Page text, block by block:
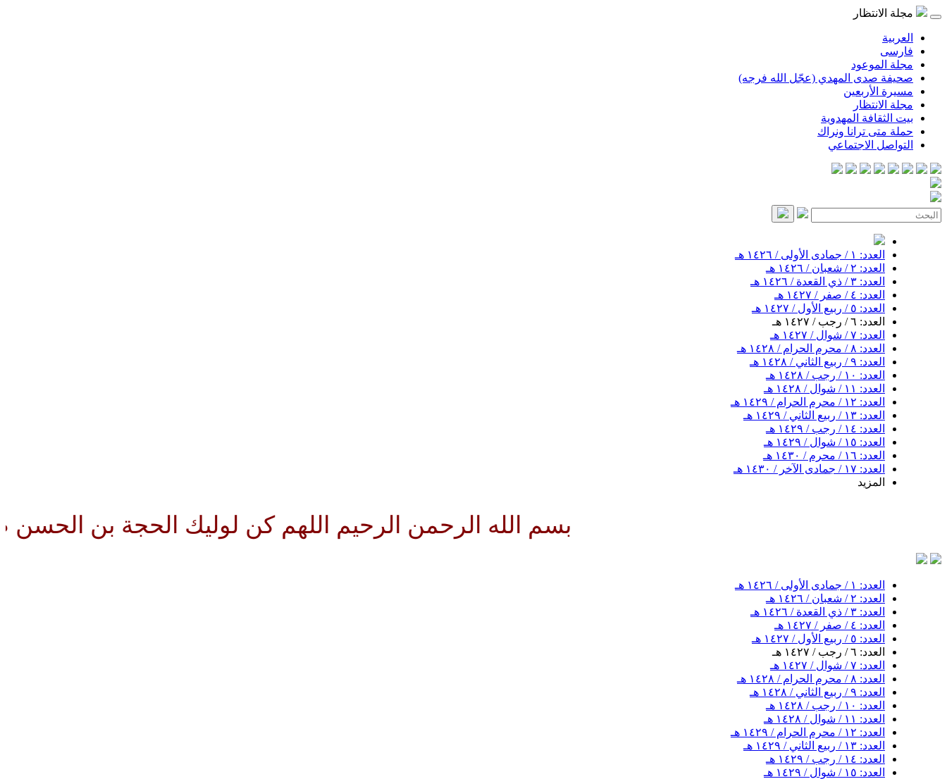
مجلة الانتظار
العربية
فارسی
مجلة الموعود
صحيفة صدى المهدي (عجّل الله فرجه)
مسيرة الأربعين
مجلة الانتظار
بيت الثقافة المهدوية
حملة متى ترانا ونراك
التواصل الاجتماعي
العدد: ١ / جمادى الأولى / ١٤٢٦ هـ
العدد: ٢ / شعبان / ١٤٢٦ هـ
العدد: ٣ / ذي القعدة / ١٤٢٦ هـ
العدد: ٤ / صفر / ١٤٢٧ هـ
العدد: ٥ / ربيع الأول / ١٤٢٧ هـ
العدد: ٦ / رجب / ١٤٢٧ هـ
العدد: ٧ / شوال / ١٤٢٧ هـ
العدد: ٨ / محرم الحرام / ١٤٢٨ هـ
العدد: ٩ / ربيع الثاني / ١٤٢٨ هـ
العدد: ١٠ / رجب / ١٤٢٨ هـ
العدد: ١١ / شوال / ١٤٢٨ هـ
العدد: ١٢ / محرم الحرام / ١٤٢٩ هـ
العدد: ١٣ / ربيع الثاني / ١٤٢٩ هـ
العدد: ١٤ / رجب / ١٤٢٩ هـ
العدد: ١٥ / شوال / ١٤٢٩ هـ
العدد: ١٦ / محرم / ١٤٣٠ هـ
العدد: ١٧ / جمادى الآخر / ١٤٣٠ هـ
المزيد
بسم الله الرحمن الرحيم اللهم كن لوليك الحجة بن الحسن صلواتك
العدد: ١ / جمادى الأولى / ١٤٢٦ هـ
العدد: ٢ / شعبان / ١٤٢٦ هـ
العدد: ٣ / ذي القعدة / ١٤٢٦ هـ
العدد: ٤ / صفر / ١٤٢٧ هـ
العدد: ٥ / ربيع الأول / ١٤٢٧ هـ
العدد: ٦ / رجب / ١٤٢٧ هـ
العدد: ٧ / شوال / ١٤٢٧ هـ
العدد: ٨ / محرم الحرام / ١٤٢٨ هـ
العدد: ٩ / ربيع الثاني / ١٤٢٨ هـ
العدد: ١٠ / رجب / ١٤٢٨ هـ
العدد: ١١ / شوال / ١٤٢٨ هـ
العدد: ١٢ / محرم الحرام / ١٤٢٩ هـ
العدد: ١٣ / ربيع الثاني / ١٤٢٩ هـ
العدد: ١٤ / رجب / ١٤٢٩ هـ
العدد: ١٥ / شوال / ١٤٢٩ هـ